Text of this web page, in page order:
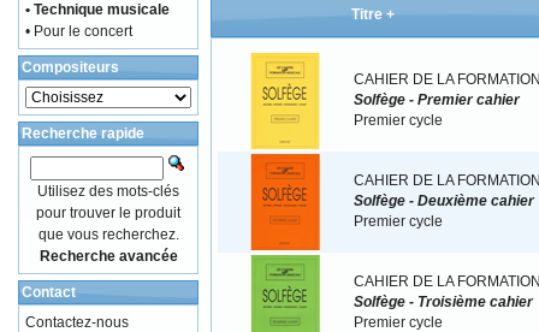
Titre +
CAHIER DE LA
Solfège - Premier cahier
Premier cycle
CAHIER DE LA
Solfège - Deuxième cahier
Premier cycle
CAHIER DE LA
Solfège - Troisième cahier
Premier cycle
• Technique musicale
• Pour le concert
Compositeurs
Recherche rapide
Utilisez des mots-clés
pour trouver le produit
que vous recherchez.
Recherche avancée
Contact
Contactez-nous